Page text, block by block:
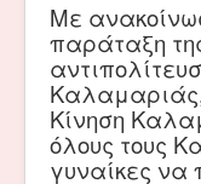
Με
παράταξη
Καλαμαριάς,
Κίνηση
όλους τους
γυναίκες να